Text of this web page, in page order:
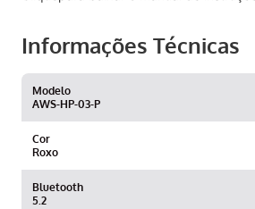
Informações Técnicas
Modelo
AWS-HP-03-P
Cor
Roxo
Bluetooth
5.2